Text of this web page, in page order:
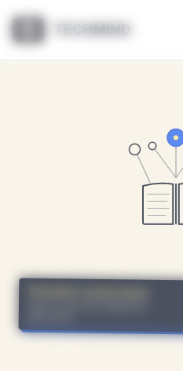
Panneau de gestion des cookies